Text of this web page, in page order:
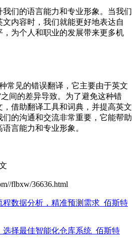
们的语言能力和专业形象。当我们
内容时，我们就能更好地表达自
为个人和职业的发展带来更多机
常见的错误翻译，它主要由于英文
之间的差异导致。为了避免这种错
借助翻译工具和词典，并提高英文
的沟通和交流非常重要，它能帮助
言能力和专业形象。
flbxw/36636.html
程数据分析，精准预测需求_佰斯特
选择最佳智能化仓库系统_佰斯特